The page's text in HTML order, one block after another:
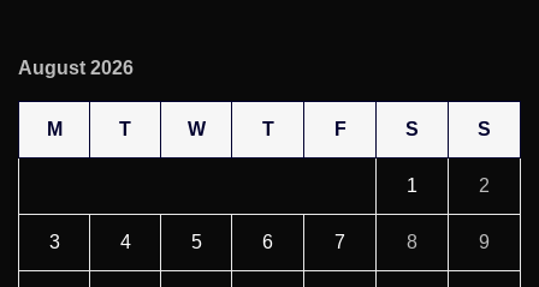
August 2026
M T W T F S S
1 2
3 4 5 6 7 8 9